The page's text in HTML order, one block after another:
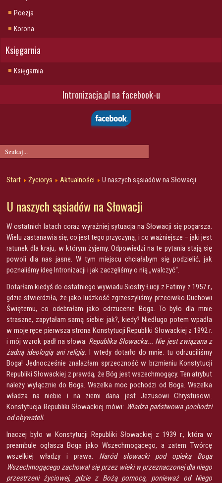
Poezja
Korona
Księgarnia
Księgarnia
Intronizacja.pl na facebook-u
Start Życiorys Aktualności U naszych sąsiadów na Słowacji
U naszych sąsiadów na Słowacji
W ostatnich latach coraz wyraźniej sytuacja na Słowacji się pogarsza.
Wielu zastanawia się, co jest tego przyczyną, i co ważniejsze – jaki jest
ratunek dla kraju, w którym żyjemy. Odpowiedzi na te pytania stają się
powoli dla nas jasne. W tym miejscu chciałabym się podzielić, jak
poznaliśmy ideę Intronizacji i jak zaczęliśmy o nią „walczyć“.
Dotarłam kiedyś do ostatniego wywiadu Siostry Łucji z Fatimy z 1957 r.,
gdzie stwierdziła, że jako ludzkość zgrzeszyliśmy przeciwko Duchowi
Świętemu, co odebrałam jako odrzucenie Boga. To było dla mnie
straszne, zapytałam samą siebie: jak?, kiedy? Niedługo potem wpadła
w moje ręce pierwsza strona Konstytucji Republiki Słowackiej z 1992 r.
i mój wzrok padł na słowa: Republika Słowacka... Nie jest związana z
żadną ideologią ani religią. I wtedy dotarło do mnie: tu odrzuciliśmy
Boga! Jednocześnie znalazłam sprzeczność w brzmieniu Konstytucji
Republiki Słowackiej z prawdą, że Bóg jest wszechmogący. Ten atrybut
należy wyłącznie do Boga. Wszelka moc pochodzi od Boga. Wszelka
władza na niebie i na ziemi dana jest Jezusowi Chrystusowi.
Konstytucja Republiki Słowackiej mówi: Władza państwowa pochodzi
od obywateli.
Inaczej było w Konstytucji Republiki Słowackiej z 1939 r., która w
preambule ogłasza Boga jako Wszechmogącego, a zatem Twórcę
wszelkiej władzy i prawa: Naród słowacki pod opieką Boga
Wszechmogącego zachował się przez wieki w przeznaczonej dla niego
przestrzeni życiowej, gdzie z Bożą pomocą, ponieważ od Niego